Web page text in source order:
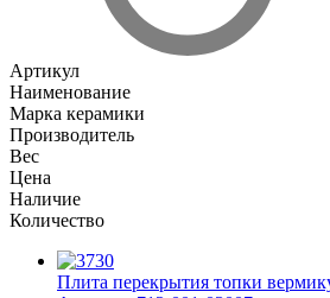
Артикул
Наименование
Марка керамики
Производитель
Вес
Цена
Наличие
Количество
Плита перекрытия топки